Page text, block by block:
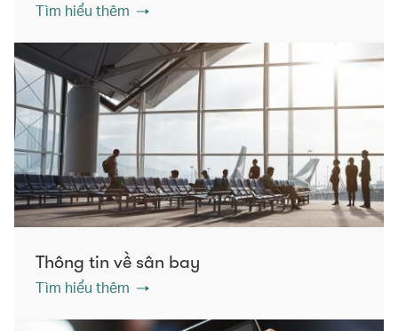
Tìm hiểu thêm
Thông tin về sân bay
Tìm hiểu thêm